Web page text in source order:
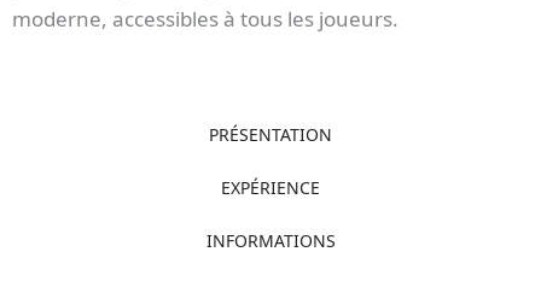
moderne, accessibles à tous les joueurs.
PRÉSENTATION
EXPÉRIENCE
INFORMATIONS